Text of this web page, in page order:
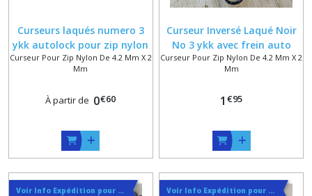
Curseurs laqués numero 3
ykk autolock pour zip nylon
4.2 x 2 mm dans 22 coloris
Curseur Pour Zip Nylon De 4.2 Mm X 2
Mm
À partir de 0€60
Curseur Inversé Laqué Noir
No 3 ykk avec frein auto
pour Zip 4.2 mm à Spirale
Curseur Pour Zip Nylon De 4.2 Mm X 2
Mm
1 €95
Voir Info Expédition pour Régler les Frais de Port au Meilleur Prix , En haut d'ecran à Droite Voir Info Expédition pour Régler les Frais de Port au Meilleur Prix , En haut d'ecran à Droite